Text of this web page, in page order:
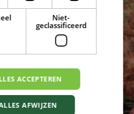
Niet-
geclassificeerd
ACCEPTEREN
AFWIJZEN